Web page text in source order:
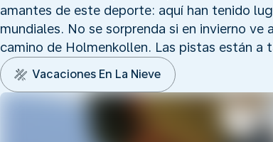
amantes de este deporte: aquí han tenido
mundiales. No se sorprenda si en invierno
camino de Holmenkollen. Las pistas están a
Vacaciones En La Nieve